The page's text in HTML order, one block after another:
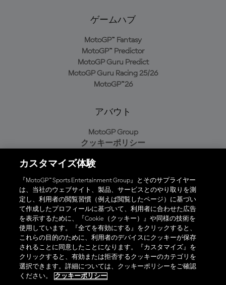
ゲームハブ
MotoGP™ Fantasy
MotoGP™ Predictor
MotoGP Guru Predict
MotoGP Guru Racing 25/26
MotoGP™26
アバウト
MotoGP Group
クッキーポリシー
プライバシーポリシー
購入ポリシー
オフィシャルアプリ
© 2026 MotoGP Sports Entertainment Group. 全著作権所有。全ての
商標はそれぞれの所有者に帰属。
カスタマイズ体験
『MotoGP™ Sports Entertainment Group』とそのサプライヤー
は、当社のウェブサイト、製品、サービスとのやり取りを測
定し、利用者の閲覧習慣（例えば閲覧したページ）に基づい
て作成したプロフィールに基づいて、利用者に合わせた広告
を表示するために、『Cookie（クッキー）』や同様の技術を
使用しています。『全てを有効にする』をクリックすると、
これらの目的のために、利用者のデバイスにクッキーが保存
されることに同意したことになります。『カスタマイズ』を
クリックすると、有効または拒否するクッキーのカテゴリを
選択できます。詳細については、クッキーポリシーをご確認
ください。
クッキーポリシー